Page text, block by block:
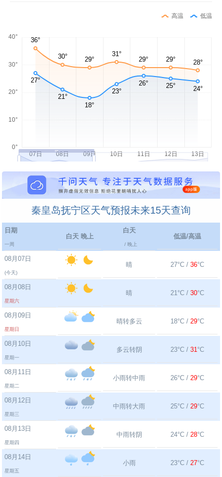
高温 低温
秦皇岛抚宁区天气预报未来15天查询
日期
一周
白天 晚上
白天
/ 晚上
低温/高温
08月07日
(今天)
晴 27°C / 36°C
08月08日
星期六
晴 21°C / 30°C
08月09日
星期日
晴转多云 18°C / 29°C
08月10日
星期一
多云转阴 23°C / 31°C
08月11日
星期二
小雨转中雨 26°C / 29°C
08月12日
星期三
中雨转大雨 25°C / 29°C
08月13日
星期四
中雨转阴 24°C / 28°C
08月14日
星期五
小雨 23°C / 27°C